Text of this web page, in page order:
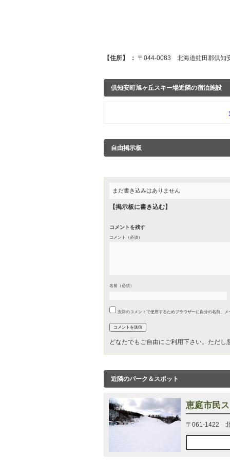
【住所】 ： 〒044-0083 北海道虻田郡倶知
倶知安町旭ヶ丘スキー場近隣の宿泊施設
自由掲示板
まだ書き込みはありません
【掲示板に書き込む】
コメントを残す
コメント（必須）
名前（必須）
次回のコメントで使用するためブラウザーに自分の名前、メ
どなたでもご自由にご利用下さい。ただし
近隣のパーク＆スポット
恵庭市民
〒061-1422